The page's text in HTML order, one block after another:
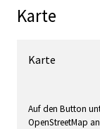
Karte
Karte
Auf den Button
OpenStreetMap